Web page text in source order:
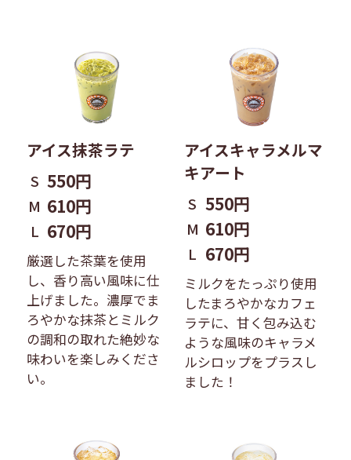
アイス抹茶ラテ
S 550円
M 610円
L 670円
厳選した茶葉を使用
し、香り高い風味に仕
上げました。濃厚でま
ろやかな抹茶とミルク
の調和の取れた絶妙な
味わいを楽しみくださ
い。
アイスキャラメルマ
キアート
S 550円
M 610円
L 670円
ミルクをたっぷり使用
したまろやかなカフェ
ラテに、甘く包み込む
ような風味のキャラメ
ルシロップをプラスし
ました！